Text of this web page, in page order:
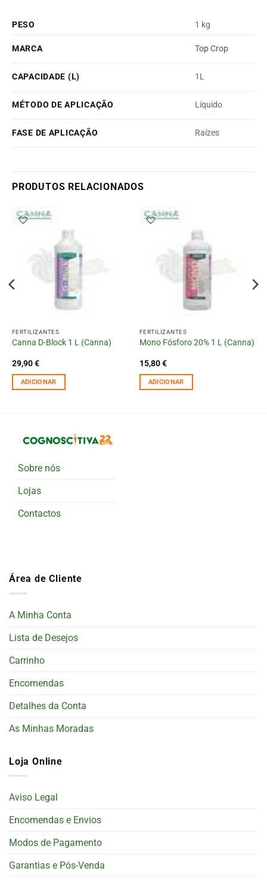
PESO 1 kg
MARCA Top Crop
CAPACIDADE (L) 1L
MÉTODO DE APLICAÇÃO Líquido
FASE DE APLICAÇÃO Raízes
PRODUTOS RELACIONADOS
FERTILIZANTES
Canna D-Block 1 L (Canna)
29,90€
ADICIONAR
FERTILIZANTES
Mono Fósforo 20% 1 L (Canna)
15,80€
ADICIONAR
Sobre nós
Lojas
Contactos
Área de Cliente
A Minha Conta
Lista de Desejos
Carrinho
Encomendas
Detalhes da Conta
As Minhas Moradas
Loja Online
Aviso Legal
Encomendas e Envios
Modos de Pagamento
Garantias e Pós-Venda